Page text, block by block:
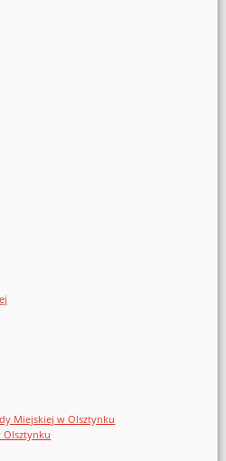
Miejskiej w Olsztynku
Olsztynku